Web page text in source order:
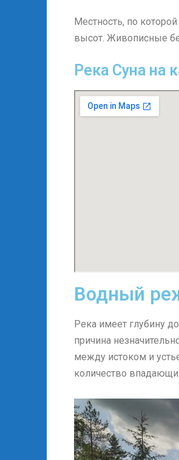
Местность, по
высот. Живописные
Река Суна на
Водный
Река имеет глубину
причина
между истоком и
количество